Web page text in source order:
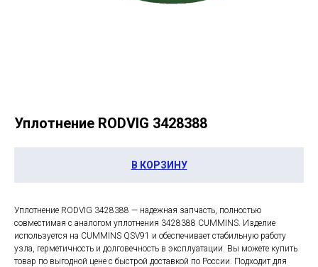
Уплотнение RODVIG 3428388
В КОРЗИНУ
Уплотнение RODVIG 3428388 — надежная запчасть, полностью
совместимая с аналогом уплотнения 3428388 CUMMINS. Изделие
используется на CUMMINS QSV91 и обеспечивает стабильную работу
узла, герметичность и долговечность в эксплуатации. Вы можете купить
товар по выгодной цене с быстрой доставкой по России. Подходит для